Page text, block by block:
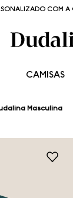
COM
CAMISAS
Masculina